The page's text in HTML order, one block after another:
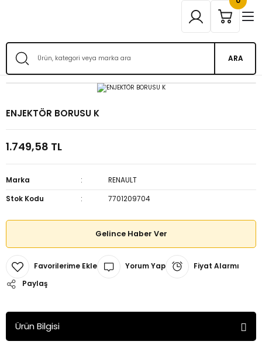
ARA
ENJEKTÖR BORUSU K
1.749,58 TL
Marka
RENAULT
Stok Kodu
7701209704
Gelince Haber Ver
Yorum Yap
Fiyat Alarmı
Paylaş
Ürün Bilgisi